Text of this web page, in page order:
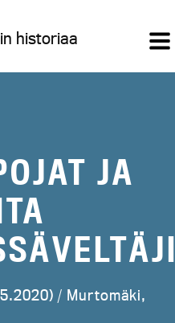
historiaa
JA
/ Murtomäki,